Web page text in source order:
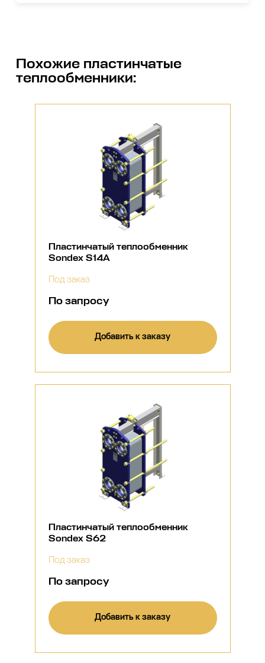
Похожие пластинчатые
теплообменники:
Пластинчатый теплообменник
Sondex S14A
Под заказ
По запросу
Добавить к заказу
Пластинчатый теплообменник
Sondex S62
Под заказ
По запросу
Добавить к заказу